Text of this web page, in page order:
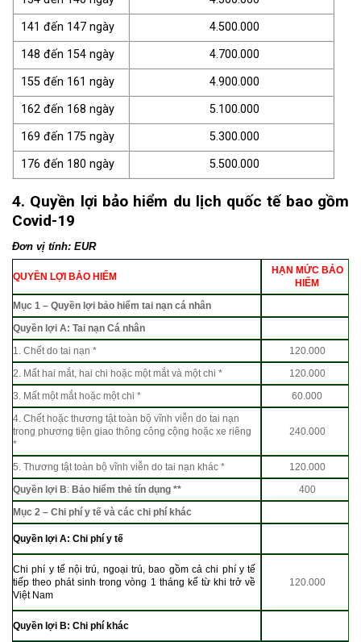
141 đến 147 ngày
4.500.000
148 đến 154 ngày
4.700.000
155 đến 161 ngày
4.900.000
162 đến 168 ngày
5.100.000
169 đến 175 ngày
5.300.000
176 đến 180 ngày
5.500.000
4. Quyền lợi bảo hiểm du lịch quốc tế bao gồm
Covid-19
Đơn vị tính: EUR
QUYỀN LỢI BẢO HIỂM
HẠN MỨC BẢO
HIỂM
Mục 1 – Quyền lợi bảo hiểm tai nạn cá nhân
Quyền lợi A: Tai nạn Cá nhân
1. Chết do tai nạn * 120.000
2. Mất hai mắt, hai chi hoặc một mắt và một chi * 120.000
3. Mất một mắt hoặc một chi * 60.000
4. Chết hoặc thương tật toàn bộ vĩnh viễn do tai nạn
trong phương tiện giao thông công cộng hoặc xe riêng
*
240.000
5. Thương tật toàn bộ vĩnh viễn do tai nạn khác * 120.000
Quyền lợi B: Bảo hiểm thẻ tín dụng ** 400
Mục 2 – Chi phí y tế và các chi phí khác
Quyền lợi A: Chi phí y tế
Chi phí y tế nội trú, ngoại trú, bao gồm cả chi phí y tế
tiếp theo phát sinh trong vòng 1 tháng kể từ khi trở về
Việt Nam
120.000
Quyền lợi B: Chi phí khác